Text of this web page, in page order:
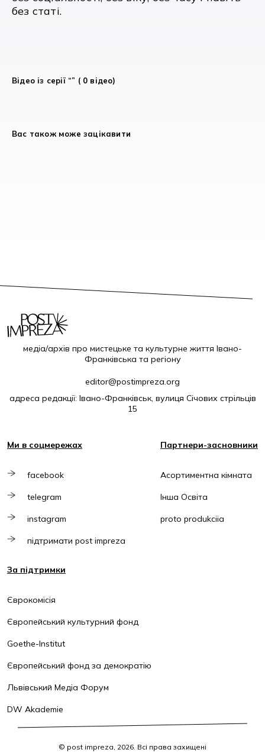
без статі.
Відео із серії “” ( 0 відео)
Вас також може зацікавити
медіа/архів про мистецьке та культурне життя Івано-
Франківська та регіону
editor@postimpreza.org
адреса редакції: Івано-Франківськ, вулиця Січових стрільців
15
Ми в соцмережах
facebook
telegram
instagram
підтримати post impreza
Партнери-засновники
Асортиментна кімната
Інша Освіта
proto produkciia
За підтримки
Єврокомісія
Європейський культурний фонд
Goethe-Institut
Європейський фонд за демократію
Львівський Медіа Форум
DW Akademie
© post impreza, 2026. Всі права захищені